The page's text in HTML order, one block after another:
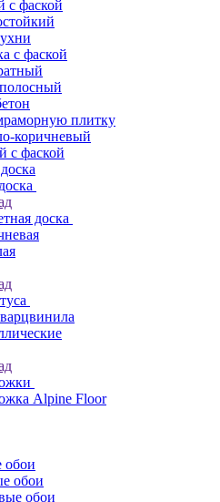
с фаской
с фаской
плитку
коричневый
с фаской
доска
Alpine Floor
обои
обои
обои